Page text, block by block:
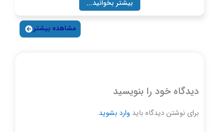
بیشتر بخوانید...
مشاهده بیشتر
دیدگاه‌ خود را بنویسید
برای نوشتن دیدگاه باید وارد بشوید.